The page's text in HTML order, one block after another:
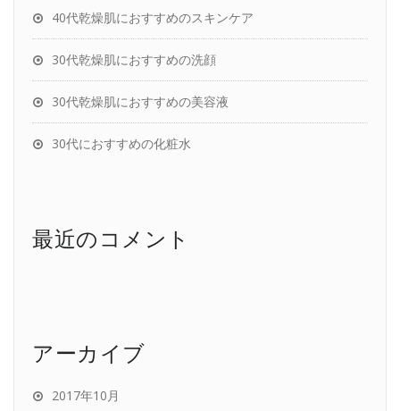
40代乾燥肌におすすめのスキンケア
30代乾燥肌におすすめの洗顔
30代乾燥肌におすすめの美容液
30代におすすめの化粧水
最近のコメント
アーカイブ
2017年10月